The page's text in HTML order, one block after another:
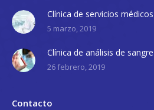
Clínica de servicios
5 marzo, 2019
Clínica de análisis de
26 febrero, 2019
Contacto